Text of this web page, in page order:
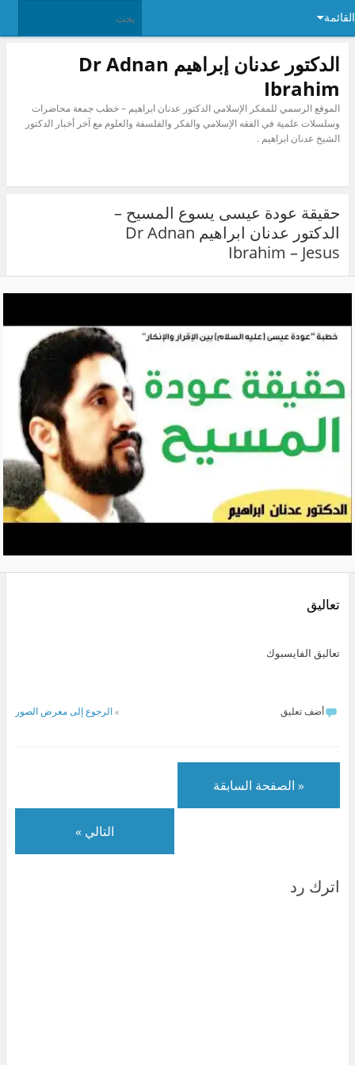
الدكتور عدنان إبراهيم Dr Adnan
Ibrahim
الموقع الرسمي للمفكر الإسلامي الدكتور عدنان ابراهيم – خطب جمعة محاضرات
وسلسلات علمية في الفقه الإسلامي والفكر والفلسفة والعلوم مع آخر أخبار الدكتور
الشيخ عدنان ابراهيم .
حقيقة عودة عيسى يسوع المسيح –
الدكتور عدنان ابراهيم Dr Adnan
Ibrahim – Jesus
تعاليق
تعاليق الفايسبوك
الرجوع إلى معرض الصور أضف تعليق
« الصفحة السابقة
التالي »
اترك رد